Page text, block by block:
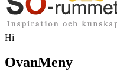
Hi
OvanMeny